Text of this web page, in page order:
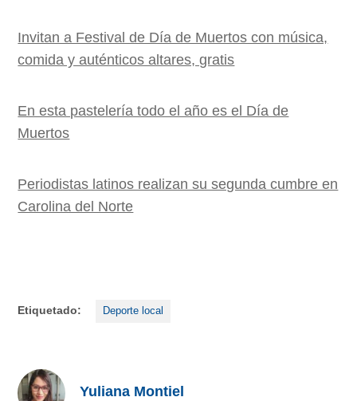
Invitan a Festival de Día de Muertos con música,
comida y auténticos altares, gratis
En esta pastelería todo el año es el Día de
Muertos
Periodistas latinos realizan su segunda cumbre en
Carolina del Norte
Etiquetado: Deporte local
Yuliana Montiel